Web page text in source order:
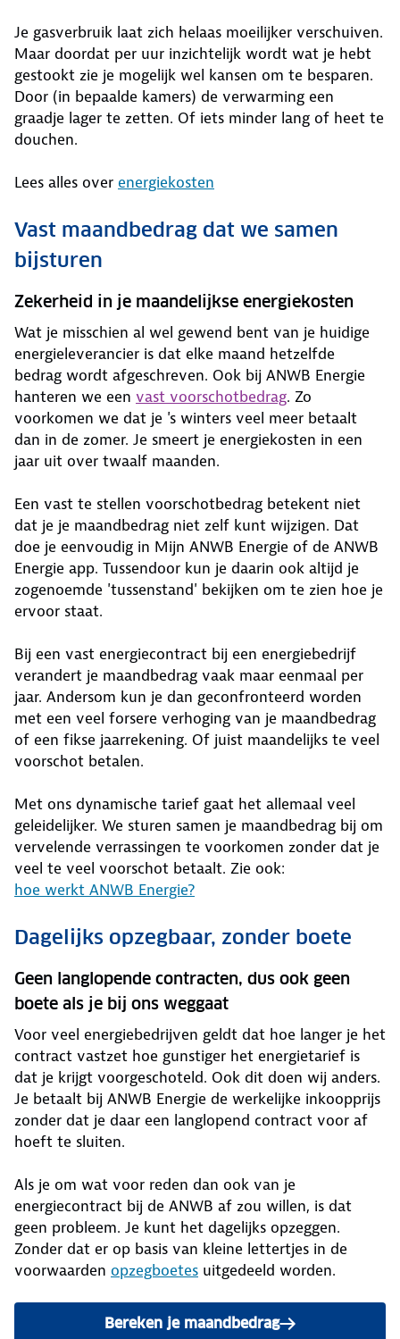
Je gasverbruik laat zich helaas moeilijker verschuiven.
Maar doordat per uur inzichtelijk wordt wat je hebt
gestookt zie je mogelijk wel kansen om te besparen.
Door (in bepaalde kamers) de verwarming een
graadje lager te zetten. Of iets minder lang of heet te
douchen.
Lees alles over energiekosten
Vast maandbedrag dat we samen
bijsturen
Zekerheid in je maandelijkse energiekosten
Wat je misschien al wel gewend bent van je huidige
energieleverancier is dat elke maand hetzelfde
bedrag wordt afgeschreven. Ook bij ANWB Energie
hanteren we een vast voorschotbedrag. Zo
voorkomen we dat je 's winters veel meer betaalt
dan in de zomer. Je smeert je energiekosten in een
jaar uit over twaalf maanden.
Een vast te stellen voorschotbedrag betekent niet
dat je je maandbedrag niet zelf kunt wijzigen. Dat
doe je eenvoudig in Mijn ANWB Energie of de ANWB
Energie app. Tussendoor kun je daarin ook altijd je
zogenoemde 'tussenstand' bekijken om te zien hoe je
ervoor staat.
Bij een vast energiecontract bij een energiebedrijf
verandert je maandbedrag vaak maar eenmaal per
jaar. Andersom kun je dan geconfronteerd worden
met een veel forsere verhoging van je maandbedrag
of een fikse jaarrekening. Of juist maandelijks te veel
voorschot betalen.
Met ons dynamische tarief gaat het allemaal veel
geleidelijker. We sturen samen je maandbedrag bij om
vervelende verrassingen te voorkomen zonder dat je
veel te veel voorschot betaalt. Zie ook:
hoe werkt ANWB Energie?
Dagelijks opzegbaar, zonder boete
Geen langlopende contracten, dus ook geen
boete als je bij ons weggaat
Voor veel energiebedrijven geldt dat hoe langer je het
contract vastzet hoe gunstiger het energietarief is
dat je krijgt voorgeschoteld. Ook dit doen wij anders.
Je betaalt bij ANWB Energie de werkelijke inkoopprijs
zonder dat je daar een langlopend contract voor af
hoeft te sluiten.
Als je om wat voor reden dan ook van je
energiecontract bij de ANWB af zou willen, is dat
geen probleem. Je kunt het dagelijks opzeggen.
Zonder dat er op basis van kleine lettertjes in de
voorwaarden opzegboetes uitgedeeld worden.
Bereken je maandbedrag